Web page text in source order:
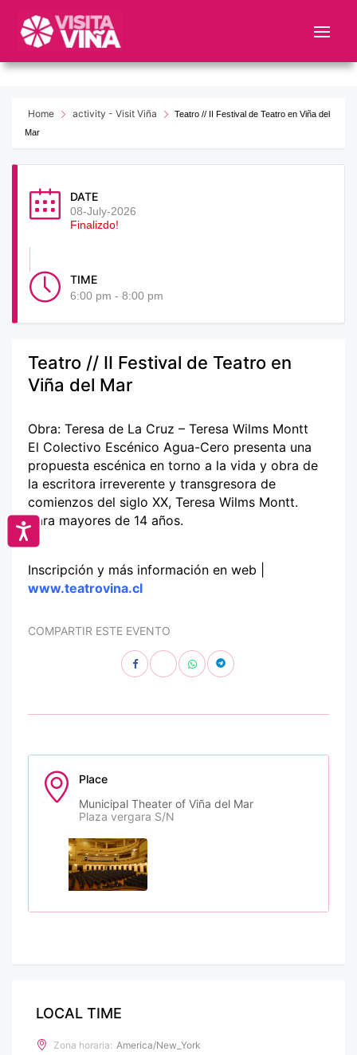
este
web
sistema
Accesibilidad
Home activity - Visit Viña
Teatro // II Festival de Teatro en Viña del
Mar
DATE
08-July-2026
Finalizdo!
TIME
6:00 pm - 8:00 pm
Teatro // II Festival de Teatro en
Viña del Mar
Obra: Teresa de La Cruz – Teresa Wilms Montt
El Colectivo Escénico Agua-Cero presenta una
propuesta escénica en torno a la vida y obra de
la escritora irreverente y transgresora de
comienzos del siglo XX, Teresa Wilms Montt.
Para mayores de 14 años.
Inscripción y más información en web |
www.teatrovina.cl
COMPARTIR ESTE EVENTO
Place
Municipal Theater of Viña del Mar
Plaza vergara S/N
LOCAL TIME
Zona horaria: America/New_York